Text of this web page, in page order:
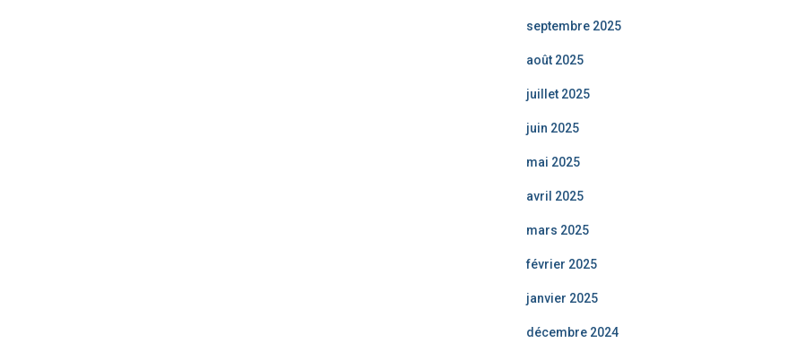
septembre 2025
août 2025
juillet 2025
juin 2025
mai 2025
avril 2025
mars 2025
février 2025
janvier 2025
décembre 2024